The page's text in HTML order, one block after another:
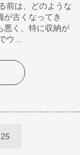
前は、どのような
が古くなってき
悪く、特に収納が
ウ…
25